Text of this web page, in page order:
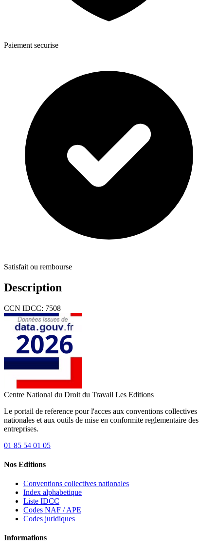
Paiement securise
Satisfait ou rembourse
Description
CCN IDCC: 7508
Centre National du Droit du Travail Les Editions
Le portail de reference pour l'acces aux conventions collectives
nationales et aux outils de mise en conformite reglementaire des
entreprises.
01 85 54 01 05
Nos Editions
Conventions collectives nationales
Index alphabetique
Liste IDCC
Codes NAF / APE
Codes juridiques
Informations